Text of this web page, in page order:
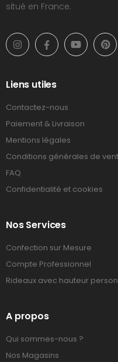
situé en France.
Liens utiles
Contactez-nous
Paiement & Livraison
Mentions légales
Conditions générales de
FAQ
Confidentialité et cookies
Nos Services
Confection sur Mesure
Compte Professionnel
Rideaux avec hauteur
A propos
Qui sommes-nous ?
Nos Magasins